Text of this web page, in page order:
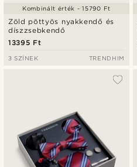
Zöld pöttyös nyakkendő és
díszzsebkendő
13395 Ft
Kombinált érték - 15790 Ft
3 SZÍNEK TRENDHIM